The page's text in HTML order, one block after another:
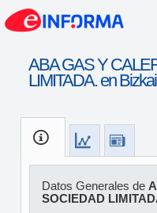
ABA GAS Y
LIMITADA. en
Datos Generales de
SOCIEDAD